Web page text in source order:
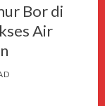
Bor di
Air